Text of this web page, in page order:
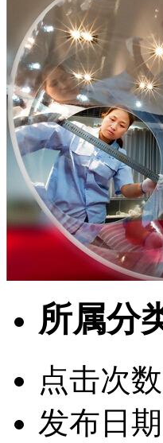
所属分
点击次数
发布日期